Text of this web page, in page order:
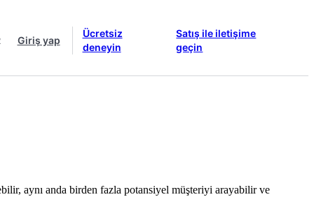
Giriş yap
Ücretsiz
deneyin
Satış ile iletişime
geçin
aynı anda birden fazla potansiyel müşteriyi arayabilir ve